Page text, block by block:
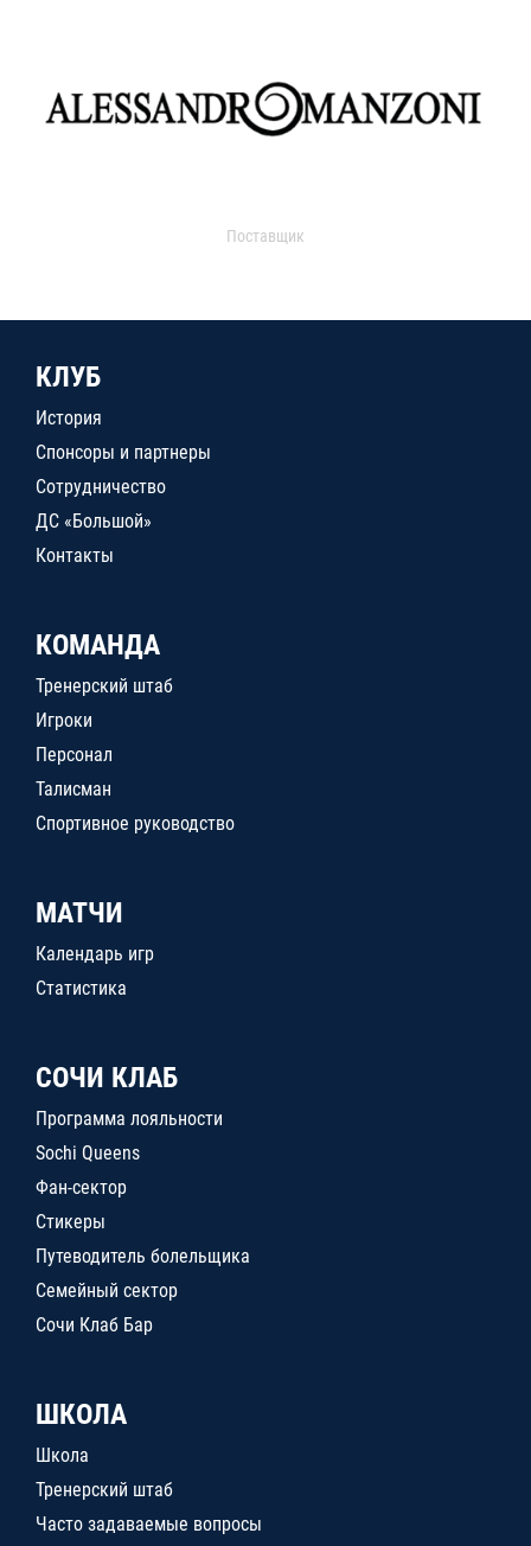
Поставщик
КЛУБ
История
Спонсоры и партнеры
Сотрудничество
ДС «Большой»
Контакты
КОМАНДА
Тренерский штаб
Игроки
Персонал
Талисман
Спортивное руководство
МАТЧИ
Календарь игр
Статистика
СОЧИ КЛАБ
Программа лояльности
Sochi Queens
Фан-сектор
Стикеры
Путеводитель болельщика
Семейный сектор
Сочи Клаб Бар
ШКОЛА
Школа
Тренерский штаб
Часто задаваемые вопросы